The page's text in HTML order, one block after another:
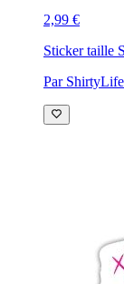
2,99 €
Sticker taille
Par ShirtyLife